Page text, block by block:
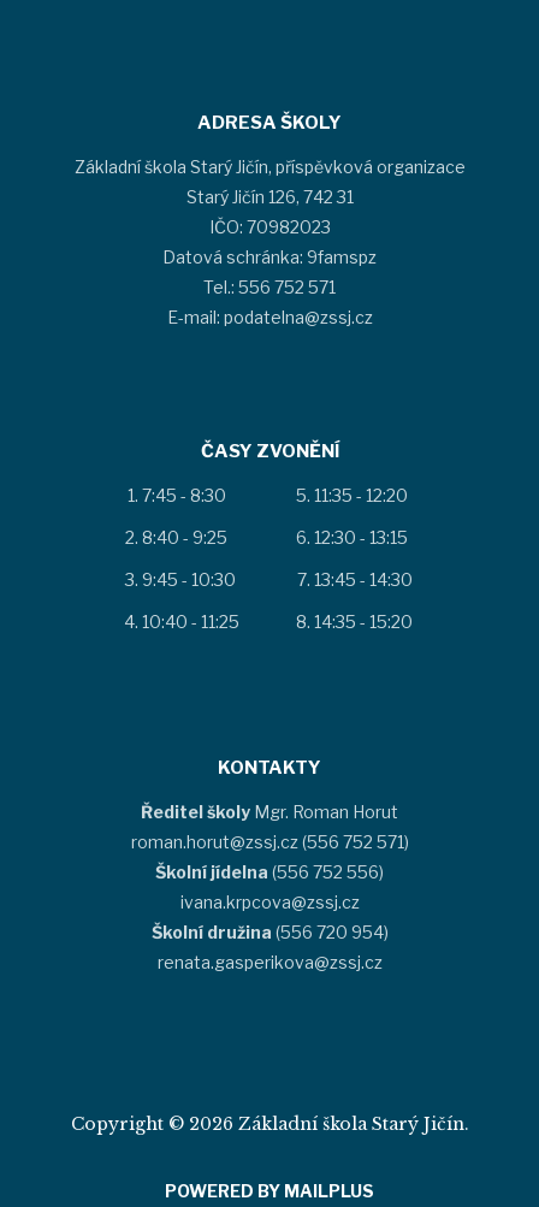
ADRESA ŠKOLY
Základní škola Starý Jičín, příspěvková organizace
Starý Jičín 126, 742 31
IČO: 70982023
Datová schránka: 9famspz
Tel.: 556 752 571
E-mail: podatelna@zssj.cz
ČASY ZVONĚNÍ
7:45 - 8:30
8:40 - 9:25
9:45 - 10:30
10:40 - 11:25
11:35 - 12:20
12:30 - 13:15
13:45 - 14:30
14:35 - 15:20
KONTAKTY
Ředitel školy Mgr. Roman Horut
roman.horut@zssj.cz (556 752 571)
Školní jídelna (556 752 556)
ivana.krpcova@zssj.cz
Školní družina (556 720 954)
renata.gasperikova@zssj.cz
Copyright © 2026 Základní škola Starý Jičín.
POWERED BY MAILPLUS